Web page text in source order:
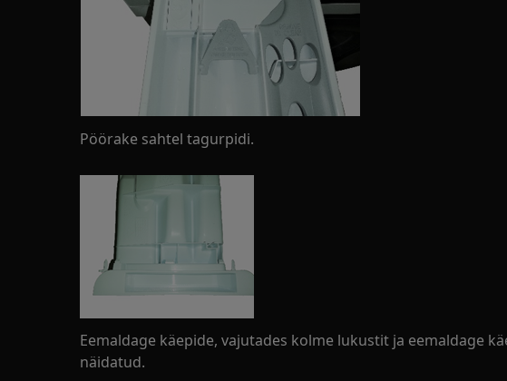
Pöörake sahtel tagurpidi.
Eemaldage käepide, vajutades kolme lukustit ja eemaldage
näidatud.